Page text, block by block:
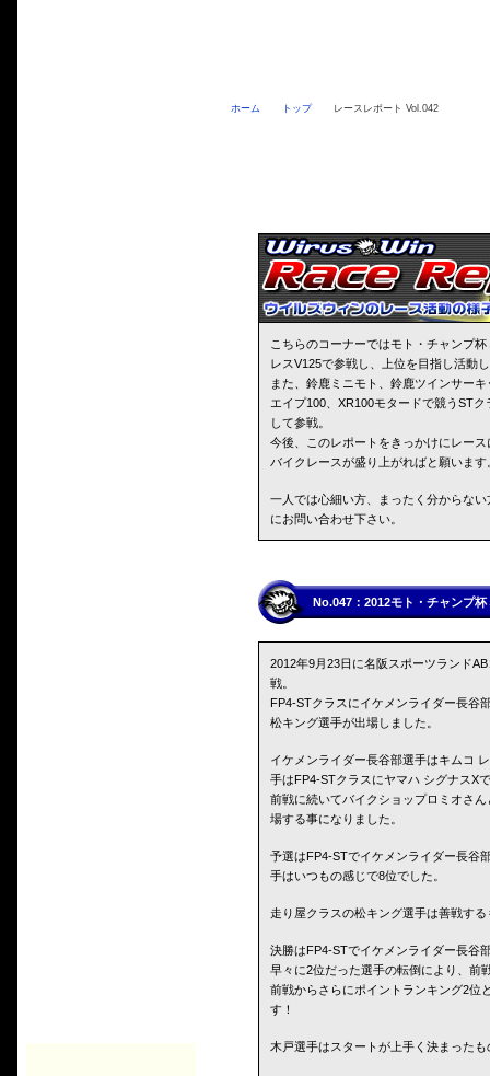
ホーム トップ レースレポート Vol.042
こちらのコーナーではモト・チャンプ
レスV125で参戦し、上位を目指し活動
また、鈴鹿ミニモト、鈴鹿ツインサー
エイプ100、XR100モタードで競うST
して参戦。
今後、このレポートをきっかけにレー
バイクレースが盛り上がればと願います
一人では心細い方、まったく分からな
にお問い合わせ下さい。
No.047：2012モト・チャンプ
2012年9月23日に名阪スポーツランド
戦。
FP4-STクラスにイケメンライダー長谷
松キング選手が出場しました。
イケメンライダー長谷部選手はキムコ
手はFP4-STクラスにヤマハ シグナスX
前戦に続いてバイクショップロミオさ
場する事になりました。
予選はFP4-STでイケメンライダー長谷
手はいつもの感じで8位でした。
走り屋クラスの松キング選手は善戦す
決勝はFP4-STでイケメンライダー長谷
早々に2位だった選手の転倒により、前
前戦からさらにポイントランキング2位
す！
木戸選手はスタートが上手く決まった